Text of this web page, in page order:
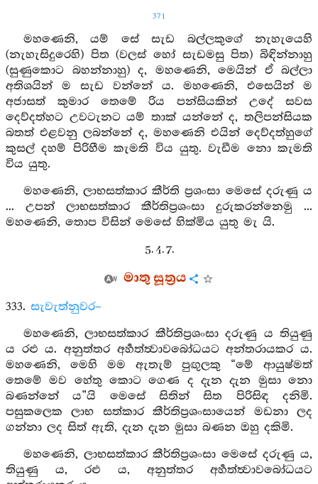
371
මහණෙනි, යම් සේ සැඩ බල්ලකුගේ නැහැයෙහි
(නැහැසිදුරෙහි) පිත (වලස් හෝ සැඩමසු පිත) බිඳින්නාහු
(සුණුකොට බහන්නාහු) ද, මහණෙනි, මෙයින් ඒ බල්ලා
අතිශයින් ම සැඩ වන්නේ ය. මහණෙනි, එසෙයින් ම
අජාසත් කුමාර තෙමේ රිය පන්සියකින් උදේ සවස
දෙව්දත්හට උවටැනට යම් තාක් යන්නේ ද, තලිපන්සියක
බතත් එළවනු ලබන්නේ ද, මහණෙනි එයින් දෙව්දත්හුගේ
කුසල් දහම් පිරිහීම කැමති විය යුතු. වැඩීම නො කැමති
විය යුතු.
මහණෙනි, ලාභසත්කාර කීර්ති ප්‍රශංසා මෙසේ දරුණු ය
... උපන් ලාභසත්කාර කීර්තිප්‍රශංසා දුරුකරන්නෙමු ...
මහණෙනි, තොප විසින් මෙසේ හික්මිය යුතු මැ යි.
5. 4. 7.
මාතු සූත්‍රය
333. සැවැත්නුවර–
මහණෙනි, ලාභසත්කාර කීර්තිප්‍රශංසා දරුණු ය තියුණු
ය රළු ය. අනුත්තර අර්‍හත්ත්‍වාවබෝධයට අන්තරායකර ය.
මහණෙනි, මෙහි මම ඇතැම් පුඟුලකු “මේ ආයුෂ්මත්
තෙමේ මව හේතු කොට ගෙණ ද දැන දැන මුසා නො
බණන්නේ ය”යි මෙසේ සිතින් සිත පිරිසිඳ දනිමි.
පසුකලෙක ලාභ සත්කාර කීර්තිප්‍රශංසායෙන් මඩනා ලද
ගන්නා ලද සිත් ඇති, දැන දැන මුසා බණන ඔහු දකිමි.
මහණෙනි, ලාභසත්කාර කීර්තිප්‍රශංසා මෙසේ දරුණු ය,
තියුණු ය, රළු ය, අනුත්තර අර්‍හත්ත්‍වාවබෝධයට